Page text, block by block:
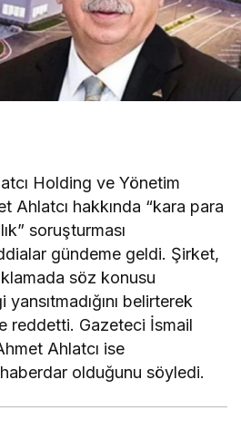
Holding ve Yönetim
Ahlatcı hakkında “kara para
soruşturması
gündeme geldi. Şirket,
söz konusu
belirterek
reddetti. Gazeteci İsmail
Ahlatcı ise
olduğunu söyledi.